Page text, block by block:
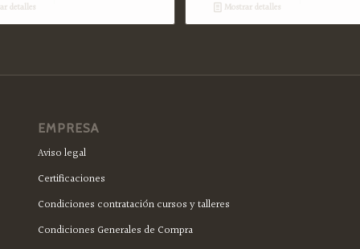
detalles
Mostrar detalles
EMPRESA
Aviso legal
Certificaciones
Condiciones contratación cursos y talleres
Condiciones Generales de Compra